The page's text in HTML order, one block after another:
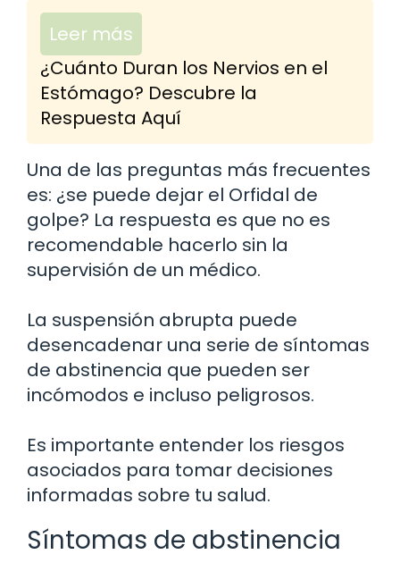
Leer más
¿Cuánto Duran los Nervios en el
Estómago? Descubre la
Respuesta Aquí
Una de las preguntas más frecuentes
es: ¿se puede dejar el Orfidal de
golpe? La respuesta es que no es
recomendable hacerlo sin la
supervisión de un médico.
La suspensión abrupta puede
desencadenar una serie de síntomas
de abstinencia que pueden ser
incómodos e incluso peligrosos.
Es importante entender los riesgos
asociados para tomar decisiones
informadas sobre tu salud.
Síntomas de abstinencia